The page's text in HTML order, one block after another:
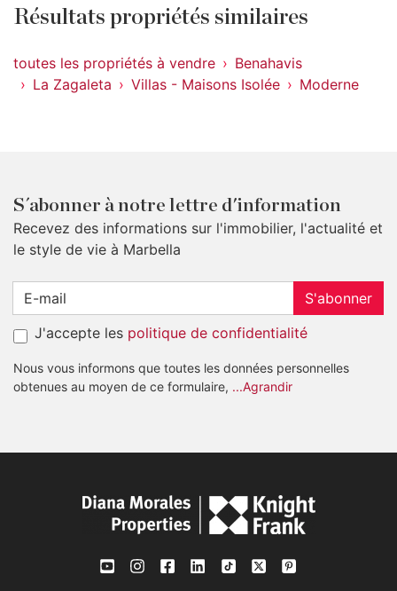
Résultats propriétés similaires
toutes les propriétés à vendre
Benahavis
La Zagaleta
Villas - Maisons Isolée Moderne
S´abonner à notre lettre d'information
Recevez des informations sur l'immobilier, l'actualité et
le style de vie à Marbella
S'abonner
J'accepte les politique de confidentialité
Nous vous informons que toutes les données personnelles
obtenues au moyen de ce formulaire, ...Agrandir